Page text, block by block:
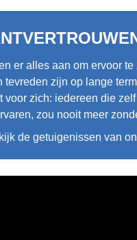
er alles aan om ervoor
tevreden zijn op lange
voor zich: iedereen die
zou nooit meer
de getuigenissen van